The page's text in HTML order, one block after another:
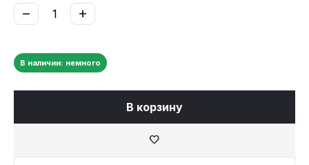
+
−
В наличии: немного
В корзину